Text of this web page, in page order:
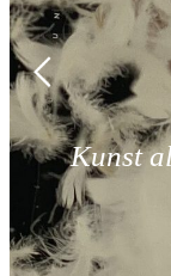
Kunst